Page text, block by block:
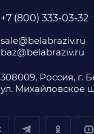
+7 (800) 333-03-32
sale@belabraziv.ru
baz@belabraziv.ru
308009, Россия, г.
ул. Михайловское